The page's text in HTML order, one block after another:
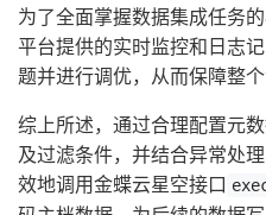
为了全面掌握数据集成任务
平台提供的实时监控和日志
题并进行调优，从而保障整个
综上所述，通过合理配置元
及过滤条件，并结合异常处
效地调用金蝶云星空接口